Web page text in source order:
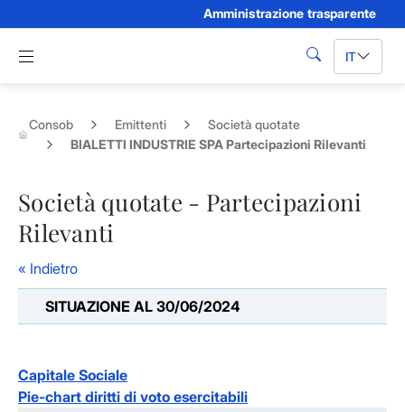
Amministrazione trasparente
Apri menu di navigazione
cerca IT
Consob Emittenti
Società quotate
BIALETTI INDUSTRIE SPA Partecipazioni Rilevanti
Società quotate - Partecipazioni
Rilevanti
« Indietro
SITUAZIONE AL 30/06/2024
Capitale Sociale
Pie-chart diritti di voto esercitabili